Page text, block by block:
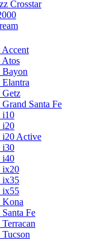
Crosstar
Santa Fe
i10
i20
Active
i30
i40
ix20
ix35
ix55
Fe